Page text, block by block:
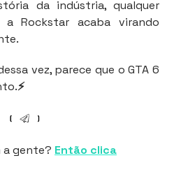
da indústria, qualquer
a Rockstar acaba virando
vez, parece que o GTA 6
⚡
a gente? Então clica